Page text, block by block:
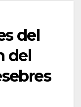
del
del